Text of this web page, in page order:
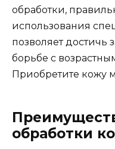
обработки,
использования
позволяет достичь
борьбе с
Приобретите кожу
обработки